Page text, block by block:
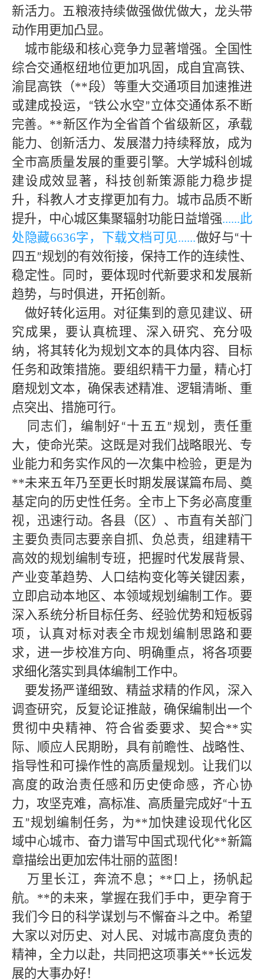
新活力。五粮液持续做强做优做大，龙头带
动作用更加凸显。
城市能级和核心竞争力显著增强。全国性
综合交通枢纽地位更加巩固，成自宜高铁、
渝昆高铁（**段）等重大交通项目加速推进
或建成投运，
“铁公水空”立体交通体系不断
完善。 **新区作为全省首个省级新区，承载
能力、创新活力、发展潜力持续释放，成为
全市高质量发展的重要引擎。大学城科创城
建设成效显著，科技创新策源能力稳步提
升，科教人才支撑更加有力。城市品质不断
提升，中心城区集聚辐射功能日益增强......此
处隐藏6636字，下载文档可见......做好与“十
四五”规划的有效衔接，保持工作的连续性、
稳定性。同时，要体现时代新要求和发展新
趋势，与时俱进，开拓创新。
做好转化运用。对征集到的意见建议、研
究成果，要认真梳理、深入研究、充分吸
纳，将其转化为规划文本的具体内容、目标
任务和政策措施。要组织精干力量，精心打
磨规划文本，确保表述精准、逻辑清晰、重
点突出、措施可行。
同志们，编制好“十五五”规划，责任重
大，使命光荣。这既是对我们战略眼光、专
业能力和务实作风的一次集中检验，更是为
**未来五年乃至更长时期发展谋篇布局、奠
基定向的历史性任务。全市上下务必高度重
视，迅速行动。各县（区）、市直有关部门
主要负责同志要亲自抓、负总责，组建精干
高效的规划编制专班，把握时代发展背景、
产业变革趋势、人口结构变化等关键因素，
立即启动本地区、本领域规划编制工作。要
深入系统分析目标任务、经验优势和短板弱
项，认真对标对表全市规划编制思路和要
求，进一步校准方向、明确重点，将各项要
求细化落实到具体编制工作中。
要发扬严谨细致、精益求精的作风，深入
调查研究，反复论证推敲，确保编制出一个
贯彻中央精神、符合省委要求、契合**实
际、顺应人民期盼，具有前瞻性、战略性、
指导性和可操作性的高质量规划。让我们以
高度的政治责任感和历史使命感，齐心协
力，攻坚克难，高标准、高质量完成好“十五
五”规划编制任务，为**加快建设现代化区
域中心城市、奋力谱写中国式现代化**新篇
章描绘出更加宏伟壮丽的蓝图！
万里长江，奔流不息；** 口上，扬帆起
航。 **的未来，掌握在我们手中，更孕育于
我们今日的科学谋划与不懈奋斗之中。希望
大家以对历史、对人民、对城市高度负责的
精神，全力以赴，共同把这项事关**长远发
展的大事办好！